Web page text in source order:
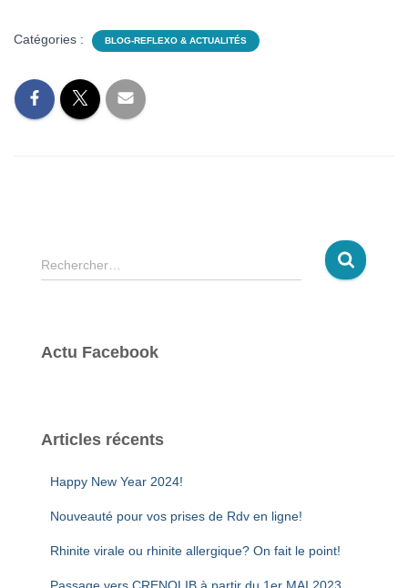
Catégories : BLOG-REFLEXO & ACTUALITÉS
R
e
r
r
Rechercher…
Actu Facebook
Articles récents
Happy New Year 2024!
Nouveauté pour vos prises de Rdv en ligne!
Rhinite virale ou rhinite allergique? On fait le point!